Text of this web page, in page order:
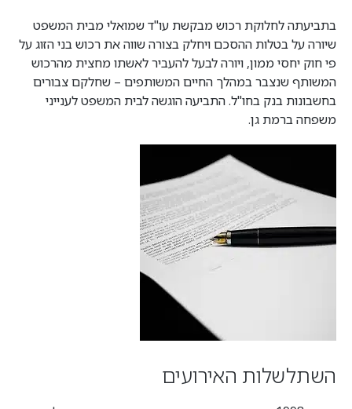
בתביעתה לחלוקת רכוש מבקשת עו"ד שמואלי מבית המשפט
שיורה על בטלות ההסכם ויחלק בצורה שווה את רכוש בני הזוג על
פי חוק יחסי ממון, ויורה לבעל להעביר לאשתו מחצית מהרכוש
המשותף שנצבר במהלך החיים המשותפים – שחלקם צבורים
בחשבונות בנק בחו"ל. התביעה הוגשה לבית המשפט לענייני
משפחה ברמת גן.
השתלשלות האירועים